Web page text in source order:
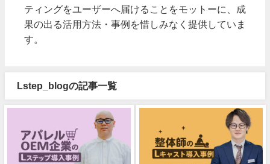
ティングをユーザーへ届けることをモットーに、成
果の出る活用方法・事例を惜しみなく提供していま
す。
Lstep_blogの記事一覧